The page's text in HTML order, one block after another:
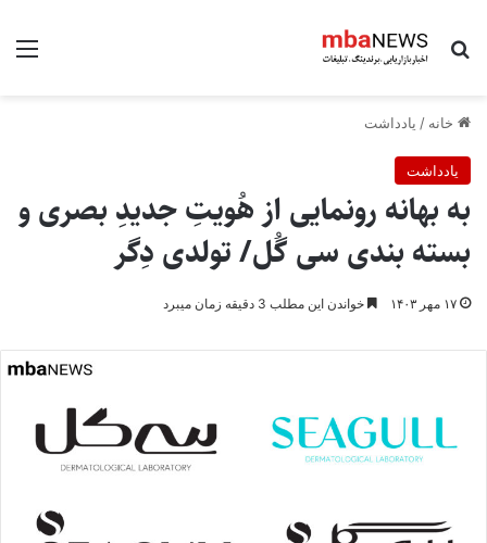
جستجو برای
خانه / یادداشت
یادداشت
به بهانه رونمایی از هُویتِ جدیدِ بصری و
بسته بندی سی گُل/ تولدی دِگر
۱۷ مهر ۱۴۰۳ خواندن این مطلب 3 دقیقه زمان میبرد